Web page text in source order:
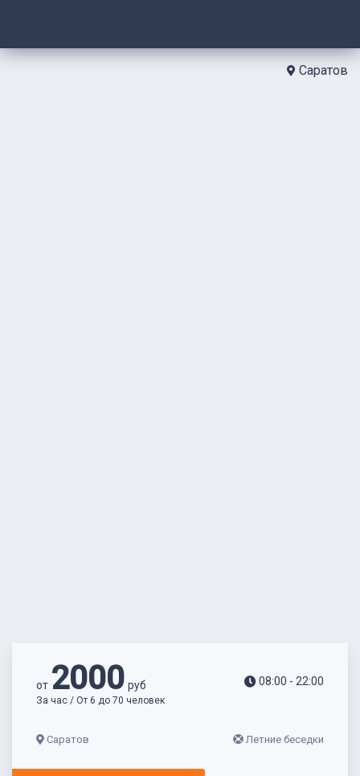
Саратов
от 2000руб
За час / От 6 до 70 человек
08:00 - 22:00
Саратов Летние беседки